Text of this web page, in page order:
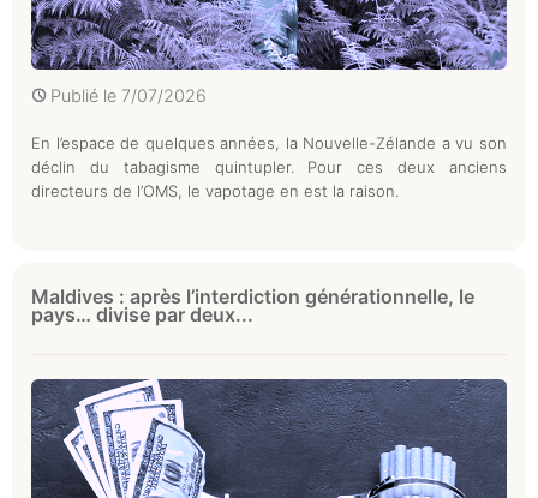
Publié le 7/07/2026
En l’espace de quelques années, la Nouvelle-Zélande a vu son
déclin du tabagisme quintupler. Pour ces deux anciens
directeurs de l’OMS, le vapotage en est la raison.
Maldives : après l’interdiction générationnelle, le
pays… divise par deux...